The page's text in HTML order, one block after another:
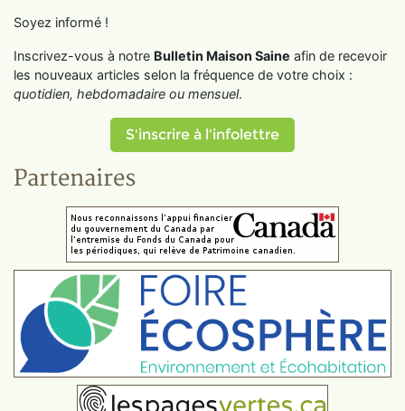
Soyez informé !
Inscrivez-vous à notre Bulletin Maison Saine afin de recevoir
les nouveaux articles selon la fréquence de votre choix :
quotidien, hebdomadaire ou mensuel.
S'inscrire à l'infolettre
Partenaires